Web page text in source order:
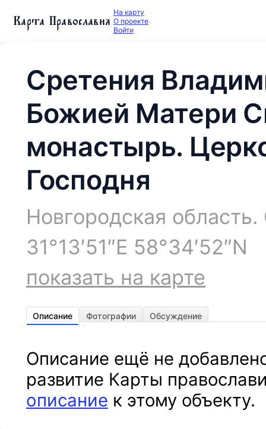
Карта Православия На карту
О проекте
Войти
Сретения
Божией Матери
монастырь.
Господня
Новгородская
31°13′51″E 58°34′52″N
показать на карте
Описание Фотографии Обсуждение
Описание ещё не
развитие Карты
описание к этому объекту.